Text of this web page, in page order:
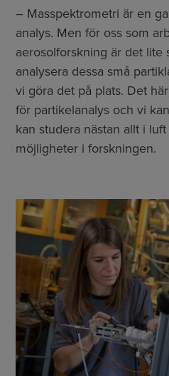
– Masspektrometri är en
analys. Men för oss som
aerosolforskning är det
analysera dessa små
vi göra det på plats. Det
för partikelanalys och vi
kan studera nästan allt i
möjligheter i forskningen.